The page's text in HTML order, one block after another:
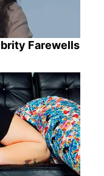
Farewells